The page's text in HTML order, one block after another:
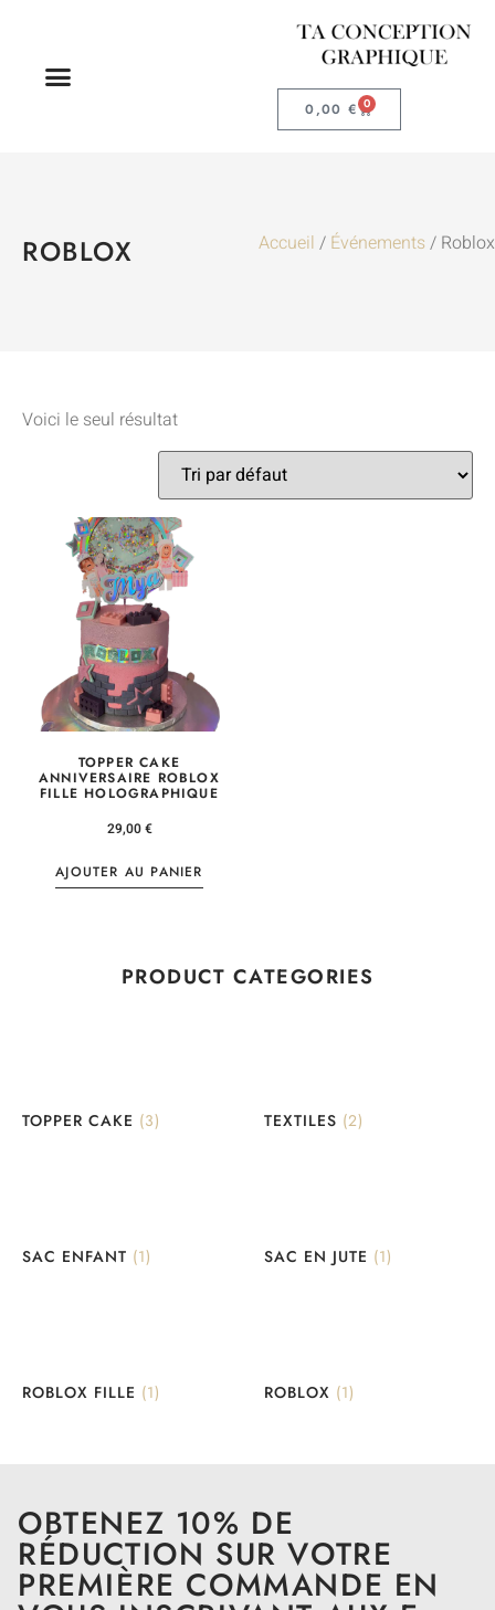
0,00 € 0
ROBLOX Accueil / Événements/ Roblox
PRODUCT CATEGORIES
TOPPER CAKE (3) TEXTILES (2)
SAC ENFANT (1) SAC EN JUTE (1)
ROBLOX FILLE (1) ROBLOX (1)
Voici le seul résultat
TOPPER CAKE
ANNIVERSAIRE ROBLOX
FILLE HOLOGRAPHIQUE
29,00€
AJOUTER AU PANIER
OBTENEZ 10% DE
RÉDUCTION SUR VOTRE
PREMIÈRE COMMANDE EN